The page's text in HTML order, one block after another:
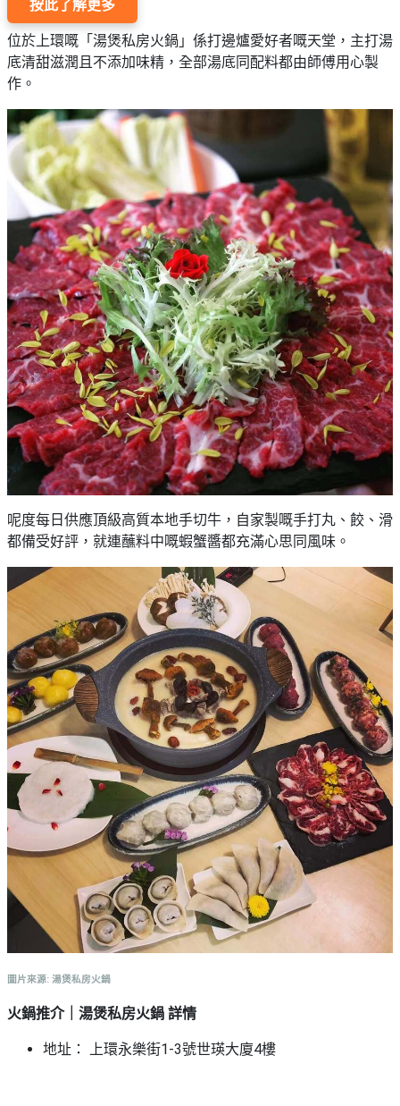
按此了解更多
位於上環嘅「湯煲私房火鍋」係打邊爐愛好者嘅天堂，主打湯
底清甜滋潤且不添加味精，全部湯底同配料都由師傅用心製
作。
呢度每日供應頂級高質本地手切牛，自家製嘅手打丸、餃、滑
都備受好評，就連蘸料中嘅蝦蟹醬都充滿心思同風味。
圖片來源: 湯煲私房火鍋
火鍋推介｜湯煲私房火鍋 詳情
地址： 上環永樂街1-3號世瑛大廈4樓